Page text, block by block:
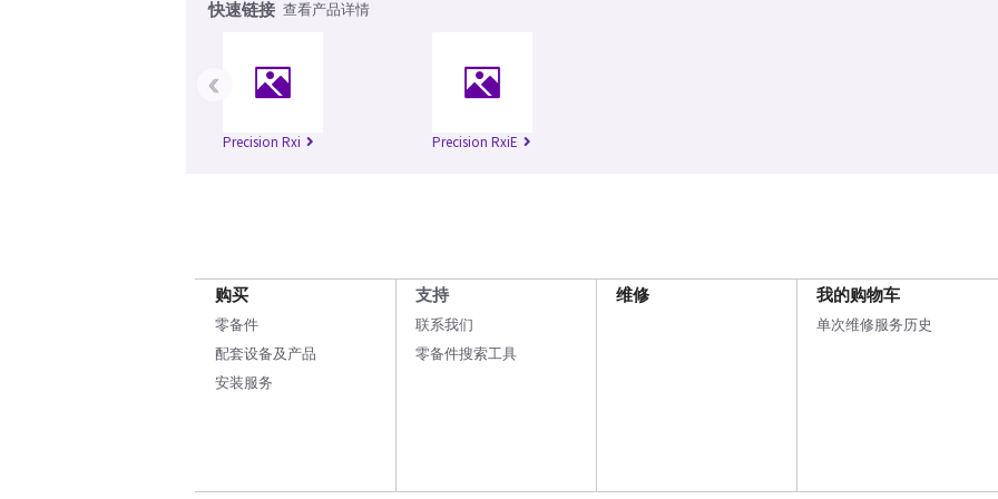
快速链接 查看产品详情
Precision Rxi Precision RxiE
‹
购买
零备件
配套设备及产品
安装服务
支持
联系我们
零备件搜索工具
维修 我的购物车
单次维修服务历史